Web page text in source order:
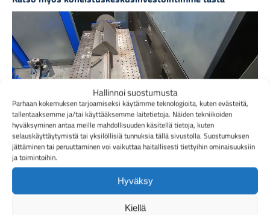
Hallinnoi suostumusta
Parhaan kokemuksen tarjoamiseksi käytämme teknologioita, kuten evästeitä,
tallentaaksemme ja/tai käyttääksemme laitetietoja. Näiden tekniikoiden
hyväksyminen antaa meille mahdollisuuden käsitellä tietoja, kuten
selauskäyttäytymistä tai yksilöllisiä tunnuksia tällä sivustolla. Suostumuksen
jättäminen tai peruuttaminen voi vaikuttaa haitallisesti tiettyihin ominaisuuksiin
ja toimintoihin.
Hyväksy
Kiellä